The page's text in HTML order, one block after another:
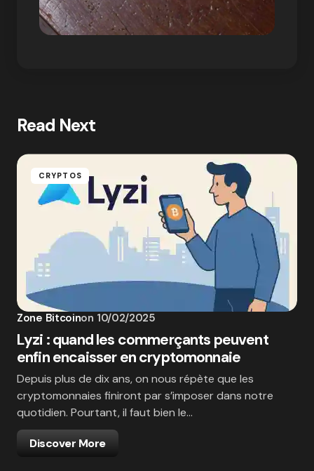
Read Next
CRYPTOS
Zone Bitcoinon 10/02/2025
Lyzi : quand les commerçants peuvent
enfin encaisser en cryptomonnaie
Depuis plus de dix ans, on nous répète que les
cryptomonnaies finiront par s’imposer dans notre
quotidien. Pourtant, il faut bien le…
Discover More